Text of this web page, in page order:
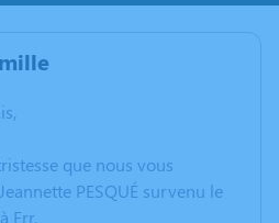
que nous vous
PESQUÉ survenu le
Err.